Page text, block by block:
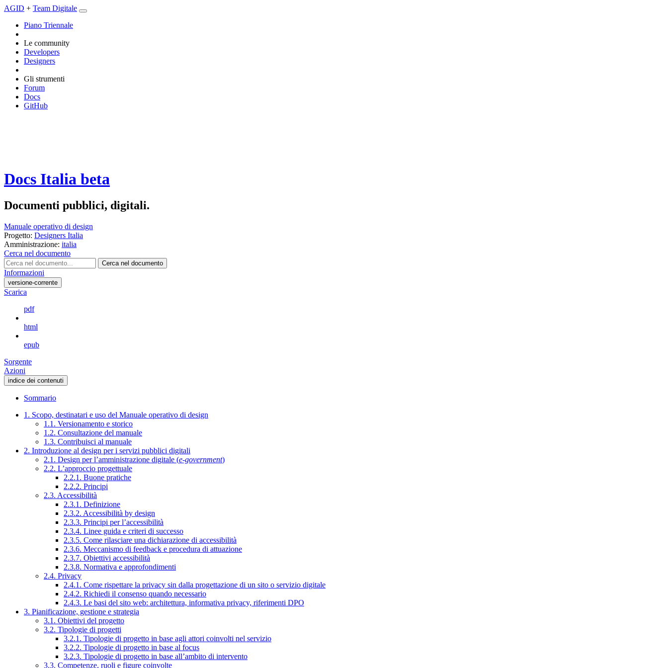
AGID + Team Digitale
Piano Triennale
Le community
Developers
Designers
Gli strumenti
Forum
Docs
GitHub
Docs Italia beta
Documenti pubblici, digitali.
Manuale operativo di design
Progetto: Designers Italia
Amministrazione: italia
Cerca nel documento
Cerca nel documento
Informazioni
versione-corrente
Scarica
pdf
html
epub
Sorgente
Azioni
indice dei contenuti
Sommario
1. Scopo, destinatari e uso del Manuale operativo di design
1.1. Versionamento e storico
1.2. Consultazione del manuale
1.3. Contribuisci al manuale
2. Introduzione al design per i servizi pubblici digitali
2.1. Design per l’amministrazione digitale (e-government)
2.2. L’approccio progettuale
2.2.1. Buone pratiche
2.2.2. Principi
2.3. Accessibilità
2.3.1. Definizione
2.3.2. Accessibilità by design
2.3.3. Principi per l’accessibilità
2.3.4. Linee guida e criteri di successo
2.3.5. Come rilasciare una dichiarazione di accessibilità
2.3.6. Meccanismo di feedback e procedura di attuazione
2.3.7. Obiettivi accessibilità
2.3.8. Normativa e approfondimenti
2.4. Privacy
2.4.1. Come rispettare la privacy sin dalla progettazione di un sito o servizio digitale
2.4.2. Richiedi il consenso quando necessario
2.4.3. Le basi del sito web: architettura, informativa privacy, riferimenti DPO
3. Pianificazione, gestione e strategia
3.1. Obiettivi del progetto
3.2. Tipologie di progetti
3.2.1. Tipologie di progetto in base agli attori coinvolti nel servizio
3.2.2. Tipologie di progetto in base al focus
3.2.3. Tipologie di progetto in base all’ambito di intervento
3.3. Competenze, ruoli e figure coinvolte